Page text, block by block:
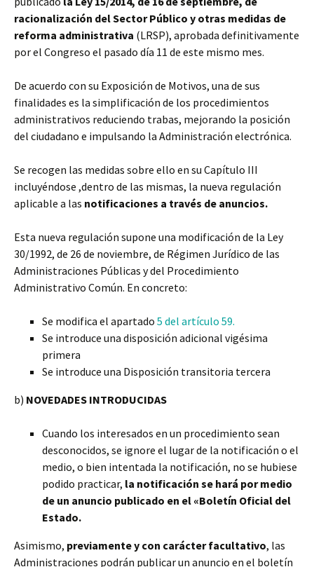
racionalización del Sector Público y otras medidas de
reforma administrativa (LRSP), aprobada definitivamente
por el Congreso el pasado día 11 de este mismo mes.
De acuerdo con su Exposición de Motivos, una de sus
finalidades es la simplificación de los procedimientos
administrativos reduciendo trabas, mejorando la posición
del ciudadano e impulsando la Administración electrónica.
Se recogen las medidas sobre ello en su Capítulo III
incluyéndose ,dentro de las mismas, la nueva regulación
aplicable a las notificaciones a través de anuncios.
Esta nueva regulación supone una modificación de la Ley
30/1992, de 26 de noviembre, de Régimen Jurídico de las
Administraciones Públicas y del Procedimiento
Administrativo Común. En concreto:
Se modifica el apartado 5 del artículo 59.
Se introduce una disposición adicional vigésima
primera
Se introduce una Disposición transitoria tercera
b) NOVEDADES INTRODUCIDAS
Cuando los interesados en un procedimiento sean
desconocidos, se ignore el lugar de la notificación o el
medio, o bien intentada la notificación, no se hubiese
podido practicar, la notificación se hará por medio
de un anuncio publicado en el «Boletín Oficial del
Estado.
Asimismo, previamente y con carácter facultativo, las
Administraciones podrán publicar un anuncio en el boletín